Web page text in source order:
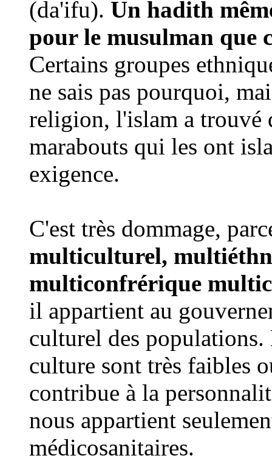
(da'ifu). Un hadith
pour le musulman que
Certains groupes
ne sais pas pourquoi,
religion, l'islam a trouvé
marabouts qui les ont
exigence.
C'est très dommage,
multiculturel,
multiconfrérique
il appartient au
culturel des
culture sont très faibles
contribue à la
nous appartient
médicosanitaires.